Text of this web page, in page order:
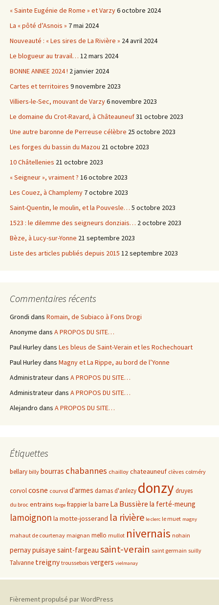
« Sainte Eugénie de Rome » et Varzy6 octobre 2024
La « pôté d’Asnois » 7 mai 2024
Nouveauté : « Les sires de La Rivière » 24 avril 2024
Le blogueur au travail… 12 mars 2024
BONNE ANNEE 2024 ! 2 janvier 2024
Cartes et territoires 9 novembre 2023
Villiers-le-Sec, mouvant de Varzy6 novembre 2023
Le domaine du Crot-Ravard, à Châteauneuf31 octobre 2023
Une autre baronne de Perreuse célèbre 25 octobre 2023
Les forges du bassin du Mazou 21 octobre 2023
10 Châtellenies 21 octobre 2023
« Seigneur », vraiment ? 16 octobre 2023
Les Couez, à Champlemy 7 octobre 2023
Saint-Quentin, le moulin, et la Pouvesle… 5 octobre 2023
1523 : le dilemme des seigneurs donziais… 2 octobre 2023
Bèze, à Lucy-sur-Yonne 21 septembre 2023
Liste des articles publiés depuis 2015 12 septembre 2023
Commentaires récents
Grondi dans Romain, de Subiaco à Fons Drogi
Anonyme dans A PROPOS DU SITE…
Paul Hurleydans Les bleus de Saint-Verain et les Rochechouart
Paul Hurleydans Magny et La Rippe, au bord de l’Yonne
Administrateurdans A PROPOS DU SITE…
Administrateurdans A PROPOS DU SITE…
Alejandro dans A PROPOS DU SITE…
Étiquettes
bellary billy bourras chabannes chailloy chateauneuf clèves colméry
corvolcosne courvol d'armes damas d'anlezy donzydruyes
du broc entrains forge frappierla barre La Bussière la ferté-meung
lamoignon la motte-josserand la rivière le clerc le muet magny
mahaut de courtenay maignan mello mullot nivernais nohain
pernaypuisaye saint-fargeau saint-verain saint germain suilly
Talvanne treigny troussebois vergers vielmanay
Fièrement propulsé par WordPress